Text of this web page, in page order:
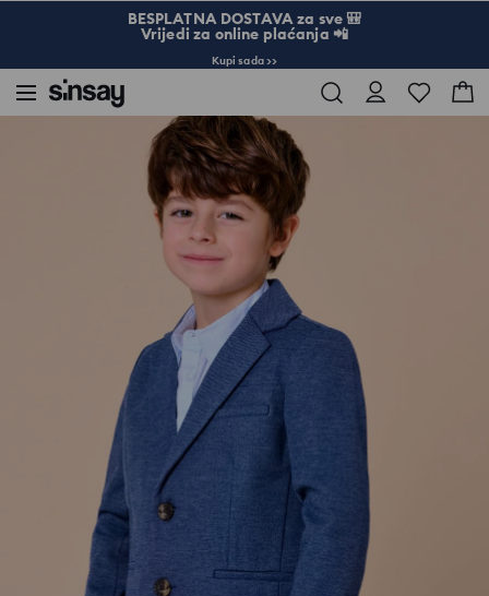
BESPLATNA DOSTAVA za sve 🎒
Vrijedi za online plaćanja 📲
Kupi sada >>
Dječak 3-10 Sako